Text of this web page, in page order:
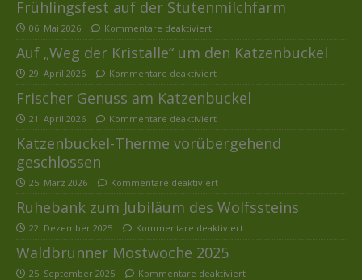
Frühlingsfest auf der Stutenmilchfarm
06. Mai 2026 Kommentare deaktiviert
Auf „Weg der Kristalle“ um den Katzenbuckel
29. April 2026 Kommentare deaktiviert
Frischer Genuss am Katzenbuckel
21. April 2026 Kommentare deaktiviert
Katzenbuckel-Therme vorübergehend
geschlossen
25. März 2026 Kommentare deaktiviert
Ruhebank zum Jubiläum des Wolfssteins
22. Dezember 2025 Kommentare deaktiviert
Waldbrunner Mostwoche 2025
25. September 2025 Kommentare deaktiviert